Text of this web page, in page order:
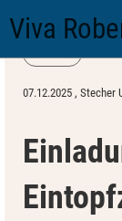
Viva
Zurück
07.12.2025 , Stecher